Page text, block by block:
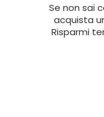
Se non sai
acquista
Risparmi